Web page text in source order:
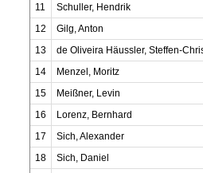
11
Schuller, Hendrik
12
Gilg, Anton
13
de Oliveira Häussler, Steffen-
14
Menzel, Moritz
15
Meißner, Levin
16
Lorenz, Bernhard
17
Sich, Alexander
18
Sich, Daniel